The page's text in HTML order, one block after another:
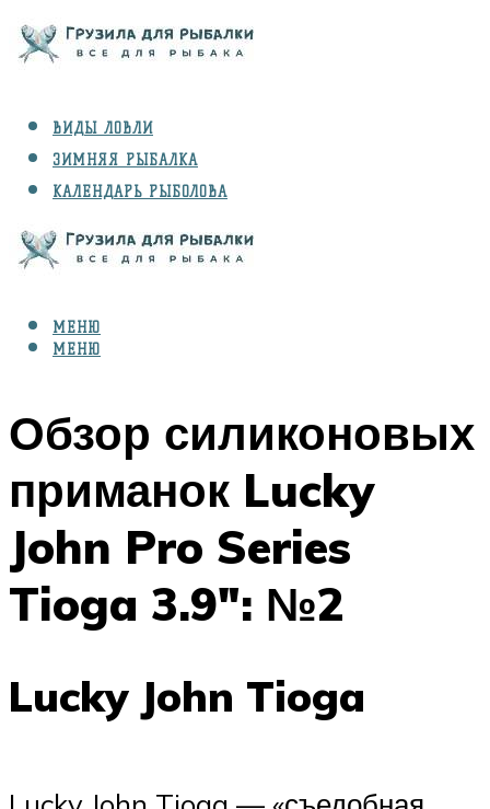
ВИДЫ ЛОВЛИ
ЗИМНЯЯ РЫБАЛКА
КАЛЕНДАРЬ РЫБОЛОВА
СНАРЯЖЕНИЕ
МЕНЮ
МЕНЮ
Обзор силиконовых
приманок Lucky
John Pro Series
Tioga 3.9″: №2
Lucky John Tioga